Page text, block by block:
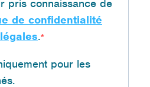
pris connaissance de
de confidentialité
.
pour les